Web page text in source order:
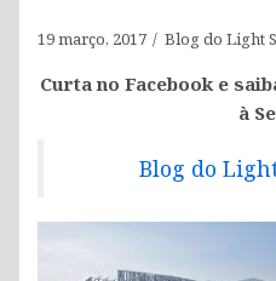
19 março, 2017 Blog do Light
Curta no Facebook e
à
Blog do